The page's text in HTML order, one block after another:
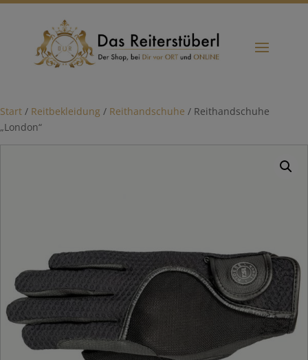
Start / Reitbekleidung / Reithandschuhe / Reithandschuhe
„London“